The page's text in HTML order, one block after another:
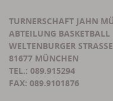
TURNERSCHAFT JAHN
ABTEILUNG BASKETBALL
WELTENBURGER STRASSE
81677 MÜNCHEN
TEL.: 089.915294
FAX: 089.9101876